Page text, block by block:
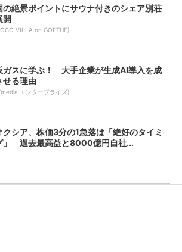
の絶景ポイントにサウナ付きのシェア別荘
開
VILLA on GOETHE)
ガスに学ぶ！ 大手企業が生成AI導入を成
せる理由
エンタープライズ)
クシア、株価3分の1急落は「絶好のタイミ
」 過去最高益と8000億円自社...